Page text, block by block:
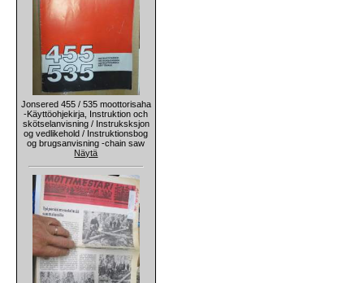
Jonsered 455 / 535 moottorisaha
-Käyttöohjekirja, Instruktion och
skötselanvisning / Instruksksjon
og vedlikehold / Instruktionsbog
og brugsanvisning -chain saw
Näytä